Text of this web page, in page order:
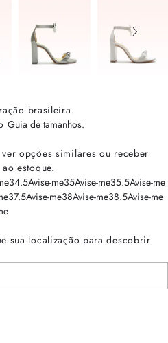
brasileira.
Guia de tamanhos.
opções similares ou receber
estoque.
34.5Avise-me35Avise-me35.5Avise-me
37.5Avise-me38Avise-me38.5Avise-me
sua localização para descobrir